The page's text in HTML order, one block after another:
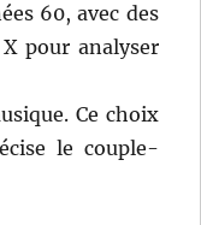
60, avec des
pour analyser
Ce choix
le couple-